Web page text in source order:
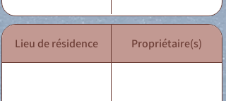
Lieu de résidence Propriétaire(s)